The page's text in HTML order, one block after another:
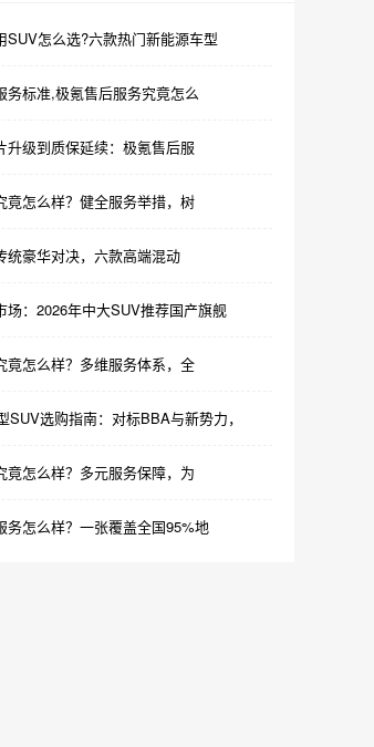
SUV怎么选?六款热门新能源车型
务标准,极氪售后服务究竟怎么
升级到质保延续：极氪售后服
竟怎么样？健全服务举措，树
统豪华对决，六款高端混动
场：2026年中大SUV推荐国产旗舰
竟怎么样？多维服务体系，全
SUV选购指南：对标BBA与新势力，
竟怎么样？多元服务保障，为
务怎么样？一张覆盖全国95%地